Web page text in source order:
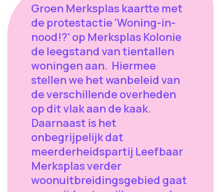
Groen Merksplas kaartte met
de protestactie 'Woning-in-
nood!?' op Merksplas Kolonie
de leegstand van tientallen
woningen aan. Hiermee
stellen we het wanbeleid van
de verschillende overheden
op dit vlak aan de kaak.
Daarnaast is het
onbegrijpelijk dat
meerderheidspartij Leefbaar
Merksplas verder
woonuitbreidingsgebied gaat